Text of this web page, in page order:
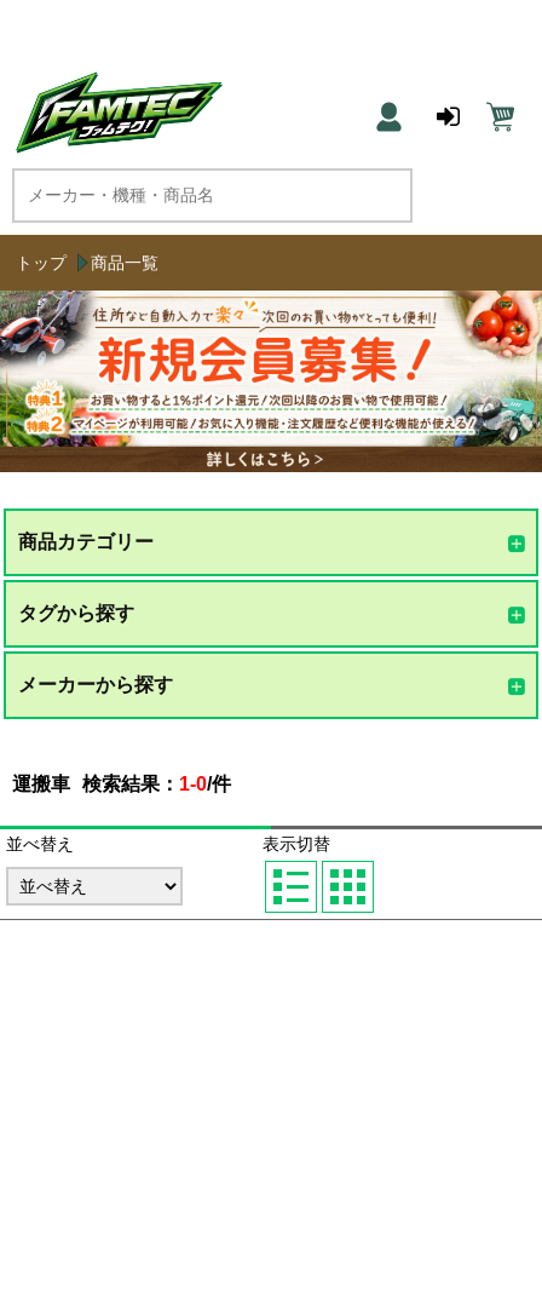
トップ 商品一覧
商品カテゴリー
タグから探す
メーカーから探す
運搬車 検索結果： 1-0/件
並べ替え 表示切替